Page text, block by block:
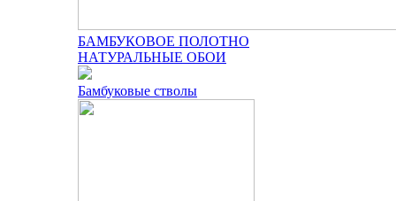
БАМБУКОВОЕ ПОЛОТНО
НАТУРАЛЬНЫЕ ОБОИ
Бамбуковые стволы